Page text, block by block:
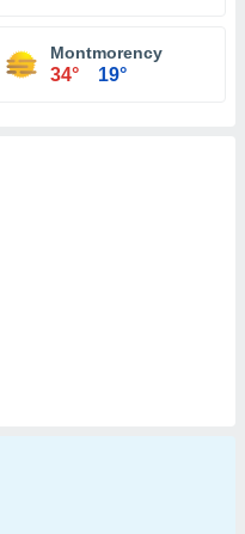
Montmorency
34° 19°